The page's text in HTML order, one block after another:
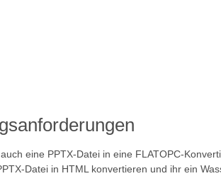
eine PPTX-Datei in eine FLATOPC-
Datei in HTML konvertieren und ihr ein